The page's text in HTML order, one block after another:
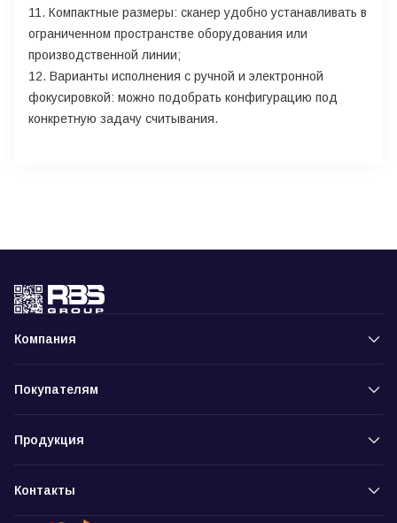
11. Компактные размеры: сканер удобно устанавливать в
ограниченном пространстве оборудования или
производственной линии;
12. Варианты исполнения с ручной и электронной
фокусировкой: можно подобрать конфигурацию под
конкретную задачу считывания.
Компания
Покупателям
Продукция
Контакты